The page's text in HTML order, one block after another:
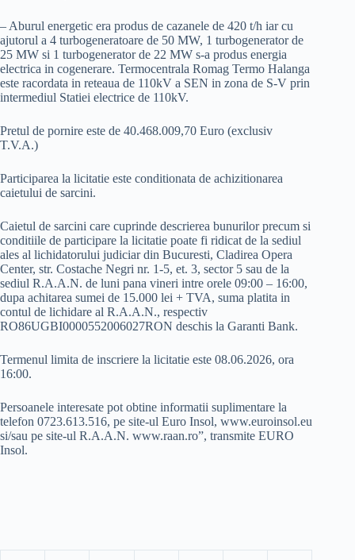
– Aburul energetic era produs de cazanele de 420 t/h iar cu
ajutorul a 4 turbogeneratoare de 50 MW, 1 turbogenerator de
25 MW si 1 turbogenerator de 22 MW s-a produs energia
electrica in cogenerare. Termocentrala Romag Termo Halanga
este racordata in reteaua de 110kV a SEN in zona de S-V prin
intermediul Statiei electrice de 110kV.
Pretul de pornire este de 40.468.009,70 Euro (exclusiv
T.V.A.)
Participarea la licitatie este conditionata de achizitionarea
caietului de sarcini.
Caietul de sarcini care cuprinde descrierea bunurilor precum si
conditiile de participare la licitatie poate fi ridicat de la sediul
ales al lichidatorului judiciar din Bucuresti, Cladirea Opera
Center, str. Costache Negri nr. 1-5, et. 3, sector 5 sau de la
sediul R.A.A.N. de luni pana vineri intre orele 09:00 – 16:00,
dupa achitarea sumei de 15.000 lei + TVA, suma platita in
contul de lichidare al R.A.A.N., respectiv
RO86UGBI0000552006027RON deschis la Garanti Bank.
Termenul limita de inscriere la licitatie este 08.06.2026, ora
16:00.
Persoanele interesate pot obtine informatii suplimentare la
telefon 0723.613.516, pe site-ul Euro Insol, www.euroinsol.eu
si/sau pe site-ul R.A.A.N. www.raan.ro”, transmite EURO
Insol.